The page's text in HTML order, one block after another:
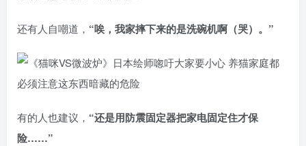
还有人自嘲道， “唉，我家摔下来的是洗碗机啊（哭）。”
有的人也建议， “还是用防震固定器把家电固定住才保
险……”